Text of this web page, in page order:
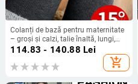
Colanți de bază pentru maternitate
– groși și calzi, talie înaltă, lungi,
viscoză 80–90%
114.83 - 140.88 Lei
add_shopping_cart